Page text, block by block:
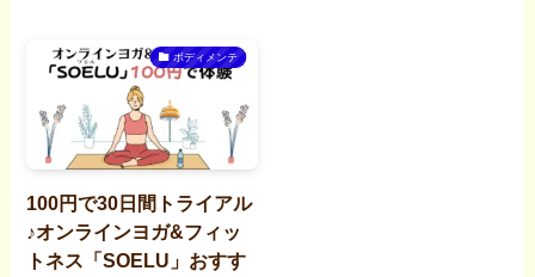
ボディメンテ
100円で30日間トライアル
♪オンラインヨガ&フィッ
トネス「SOELU」おすす